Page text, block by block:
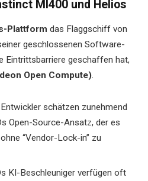
MI400 und Helios
Plattform das Flaggschiff von
geschlossenen Software-
Eintrittsbarriere geschaffen hat,
Open Compute).
Entwickler schätzen zunehmend
Open-Source-Ansatz, der es
“Vendor-Lock-in” zu
KI-Beschleuniger verfügen oft